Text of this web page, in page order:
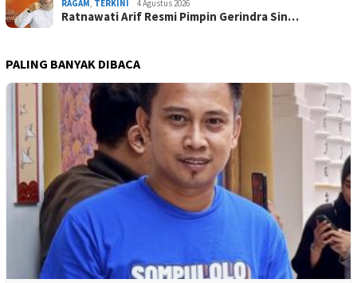
RAGAM, TERKINI 4 Agustus 2026
Ratnawati Arif Resmi Pimpin Gerindra Sin…
PALING BANYAK DIBACA